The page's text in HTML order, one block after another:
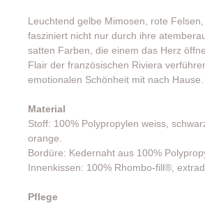
Leuchtend gelbe Mimosen, rote
fasziniert nicht nur durch ihre
satten Farben, die einem das Herz
Flair der französischen Riviera
emotionalen Schönheit mit nach Hause.
Material
Stoff: 100% Polypropylen weiss,
orange.
Bordüre: Kedernaht aus 100%
Innenkissen: 100% Rhombo-fill®,
Pflege